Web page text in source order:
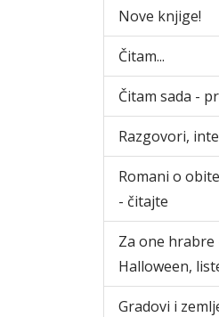
Nove knjige!
Čitam...
Čitam sada -
Razgovori,
Romani o
- čitajte
Za one
Halloween,
Gradovi i